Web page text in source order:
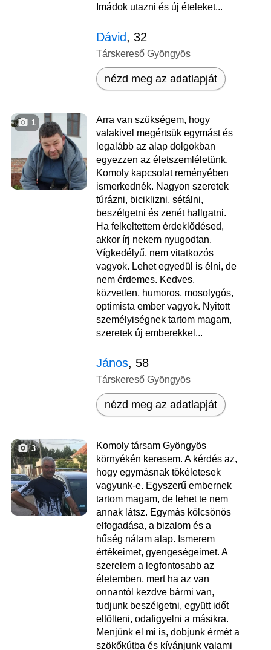
Imádok utazni és új ételeket...
Dávid, 32
Társkereső Gyöngyös
nézd meg az adatlapját
1
Arra van szükségem, hogy
valakivel megértsük egymást és
legalább az alap dolgokban
egyezzen az életszemléletünk.
Komoly kapcsolat reményében
ismerkednék. Nagyon szeretek
túrázni, biciklizni, sétálni,
beszélgetni és zenét hallgatni.
Ha felkeltettem érdeklődésed,
akkor írj nekem nyugodtan.
Vígkedélyű, nem vitatkozós
vagyok. Lehet egyedül is élni, de
nem érdemes. Kedves,
közvetlen, humoros, mosolygós,
optimista ember vagyok. Nyitott
személyiségnek tartom magam,
szeretek új emberekkel...
János, 58
Társkereső Gyöngyös
nézd meg az adatlapját
3
Komoly társam Gyöngyös
környékén keresem. A kérdés az,
hogy egymásnak tökéletesek
vagyunk-e. Egyszerű embernek
tartom magam, de lehet te nem
annak látsz. Egymás kölcsönös
elfogadása, a bizalom és a
hűség nálam alap. Ismerem
értékeimet, gyengeségeimet. A
szerelem a legfontosabb az
életemben, mert ha az van
onnantól kezdve bármi van,
tudjunk beszélgetni, együtt időt
eltölteni, odafigyelni a másikra.
Menjünk el mi is, dobjunk érmét a
szökőkútba és kívánjunk valami